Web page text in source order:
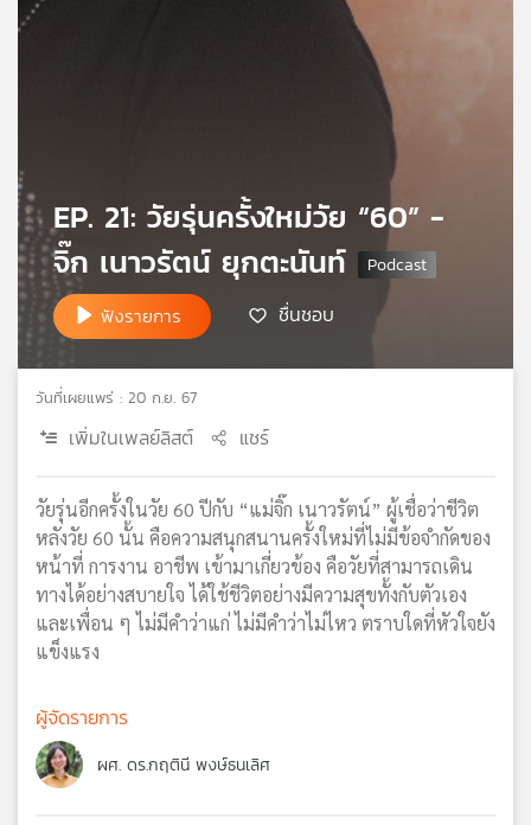
เรา
วิทยุ
ไทย
พี
บี
เอส
เครือ
ข่าย
EP. 21: วัยรุ่นครั้งใหม่วัย “60” -
จิ๊ก เนาวรัตน์ ยุกตะนันท์
ฟังรายการ ชื่นชอบ
วันที่เผยแพร่ : 20 ก.ย. 67
เพิ่มในเพลย์ลิสต์ แชร์
วัยรุ่นอีกครั้งในวัย 60 ปีกับ “แม่จิ๊ก เนาวรัตน์” ผู้เชื่อว่าชีวิต
หลังวัย 60 นั้น คือความสนุกสนานครั้งใหม่ที่ไม่มีข้อจำกัดของ
หน้าที่ การงาน อาชีพ เข้ามาเกี่ยวข้อง คือวัยที่สามารถเดิน
ทางได้อย่างสบายใจ ได้ใช้ชีวิตอย่างมีความสุขทั้งกับตัวเอง
และเพื่อน ๆ ไม่มีคำว่าแก่ ไม่มีคำว่าไม่ไหว ตราบใดที่หัวใจยัง
แข็งแรง
ผู้จัดรายการ
ผศ. ดร.กฤตินี พงษ์ธนเลิศ